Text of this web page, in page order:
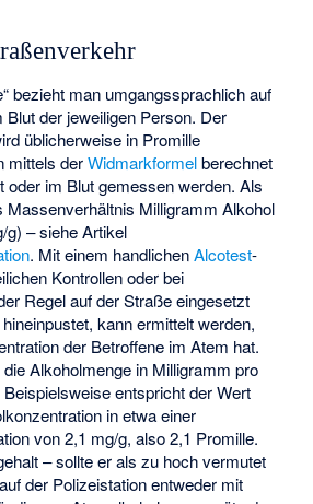
bezieht man umgangssprachlich auf
Blut der jeweiligen Person. Der
üblicherweise in Promille
mittels derWidmarkformelberechnet
oder im Blut gemessen werden. Als
Massenverhältnis Milligramm Alkohol
g) – siehe Artikel
. Mit einem handlichenAlcotest-
Kontrollen oder bei
Regel auf der Straße eingesetzt
kann ermittelt werden,
der Betroffene im Atem hat.
Alkoholmenge in Milligramm pro
entspricht der Wert
in etwa einer
von 2,1 mg/g, also 2,1 Promille.
– sollte er als zu hoch vermutet
der Polizeistation entweder mit